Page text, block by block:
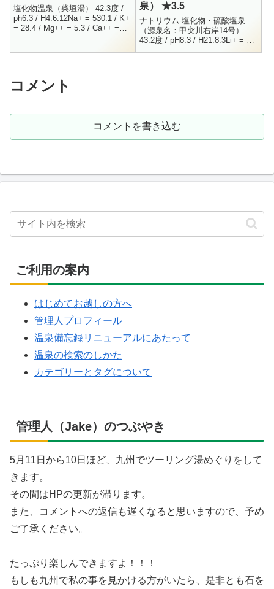
塩化物温泉（柴垣湯） 42.3度 /
ph6.3 / H4.6.12Na+ = 530.1 / K+
= 28.4 / Mg++ = 5.3 / Ca++ =
泉） ★3.5
ナトリウム-塩化物・硫酸塩泉
（源泉名：甲突川右岸14号）
43.2度 / pH8.3 / H21.8.3Li+ = 0.5
/ Na+ = 703.7 / K+ = 11.4 / C...
コメント
コメントを書き込む
ご利用の案内
はじめてお越しの方へ
管理人プロフィール
温泉備忘録リニューアルにあたって
温泉の検索のしかた
カテゴリーとタグについて
管理人（Jake）のつぶやき
5月11日から10日ほど、九州でツーリング湯めぐりをして
きます。
その間はHPの更新が滞ります。
また、コメントへの返信も遅くなると思いますので、予め
ご了承ください。
たっぷり楽しんできますよ！！！
もしも九州で私の事を見かける方がいたら、是非とも石を